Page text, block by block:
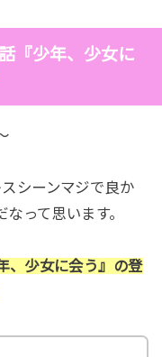
『少年、少女に
シーンマジで良か
って思います。
、少女に会う』の登